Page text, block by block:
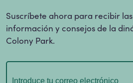
Suscríbete ahora para recibir
información y consejos de la
Colony Park.
Correo
electrónico(Obligatorio)